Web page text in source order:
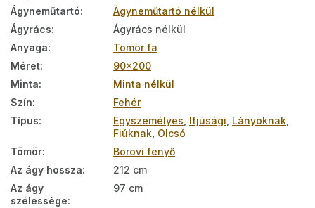
Ágyneműtartó:
Ágyneműtartó nélkül
Ágyrács:
Ágyrács nélkül
Anyaga:
Tömör fa
Méret:
90x200
Minta:
Minta nélkül
Szín:
Fehér
Típus: Egyszemélyes, Ifjúsági, Lányoknak,
Fiúknak, Olcsó
Tömör:
Borovi fenyő
Az ágy hossza:
212 cm
Az ágy
szélessége:
97 cm